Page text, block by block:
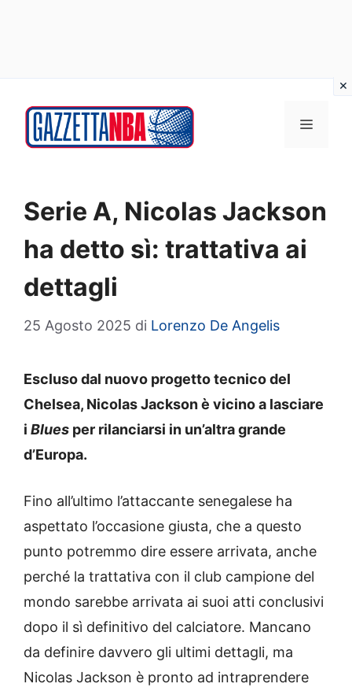
contenuto
MENU
Serie A, Nicolas Jackson
ha detto sì: trattativa ai
dettagli
25 Agosto 2025 di Lorenzo De Angelis
Escluso dal nuovo progetto tecnico del
Chelsea, Nicolas Jackson è vicino a lasciare
i Blues per rilanciarsi in un’altra grande
d’Europa.
Fino all’ultimo l’attaccante senegalese ha
aspettato l’occasione giusta, che a questo
punto potremmo dire essere arrivata, anche
perché la trattativa con il club campione del
mondo sarebbe arrivata ai suoi atti conclusivi
dopo il sì definitivo del calciatore. Mancano
da definire davvero gli ultimi dettagli, ma
Nicolas Jackson è pronto ad intraprendere